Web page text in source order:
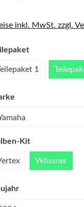
inkl. MwSt. zzgl.
1
Kit
Wössner